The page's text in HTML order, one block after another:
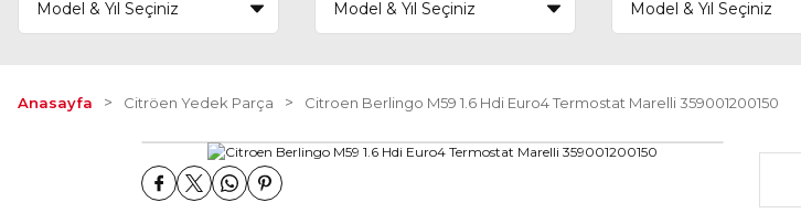
Anasayfa Citröen Yedek Parça Citroen Berlingo M59 1.6 Hdi Euro4 Termostat Marelli 359001200150